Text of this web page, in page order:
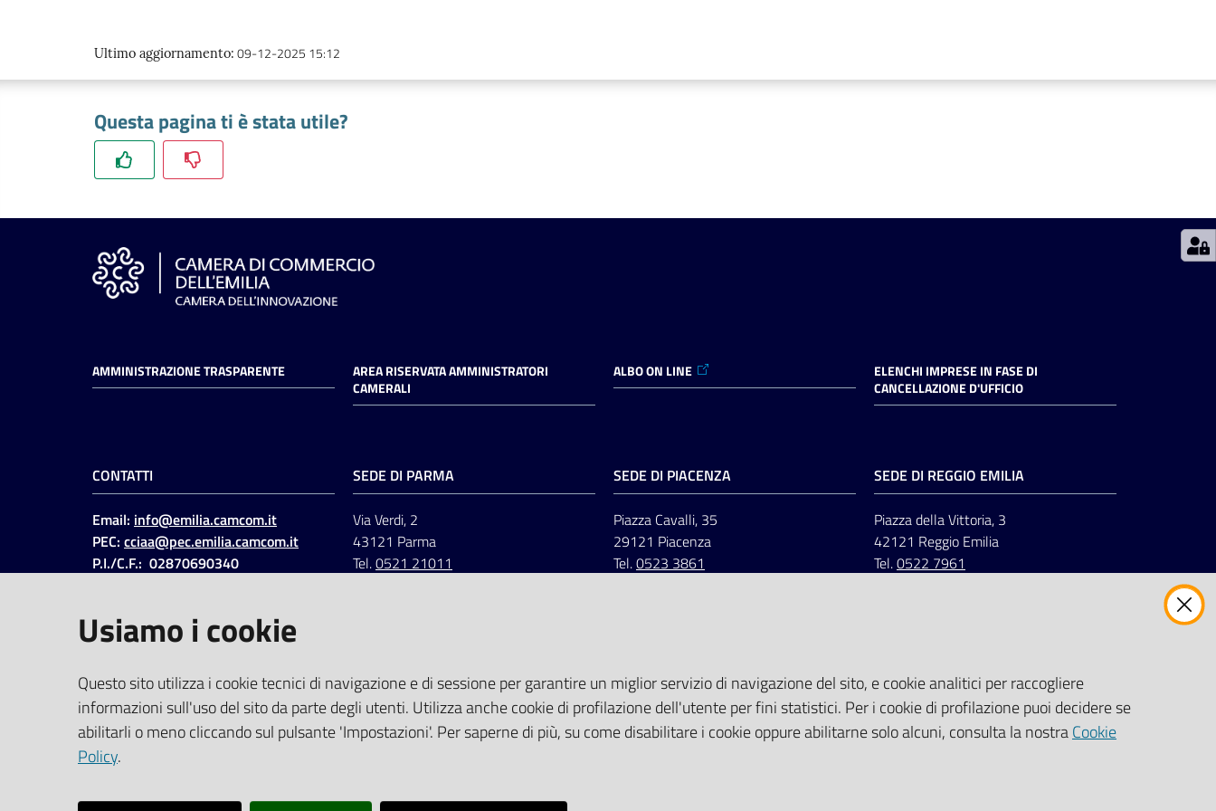
Ultimo aggiornamento: 09-12-2025 15:12
Questa pagina ti è stata utile?
AMMINISTRAZIONE TRASPARENTE
AREA RISERVATA AMMINISTRATORI
CAMERALI
ALBO ON LINE
ELENCHI IMPRESE IN FASE DI
CANCELLAZIONE D'UFFICIO
CONTATTI
Email: info@emilia.camcom.it
PEC: cciaa@pec.emilia.camcom.it
P.I./C.F.: 02870690340
Codice IPA: ccem
SEDE DI PARMA
Via Verdi, 2
43121 Parma
Tel.0521 21011
SEDE DI PIACENZA
Piazza Cavalli, 35
29121 Piacenza
Tel.0523 3861
SEDE DI REGGIO EMILIA
Piazza della Vittoria, 3
42121 Reggio Emilia
Tel.0522 7961
SOCIAL
LinkedinFacebookInstagram
Usiamo i cookie
Questo sito utilizza i cookie tecnici di navigazione e di sessione per garantire un miglior servizio di navigazione del sito, e cookie analitici per raccogliere
informazioni sull'uso del sito da parte degli utenti. Utilizza anche cookie di profilazione dell'utente per fini statistici. Per i cookie di profilazione puoi decidere se
abilitarli o meno cliccando sul pulsante 'Impostazioni'. Per saperne di più, su come disabilitare i cookie oppure abilitarne solo alcuni, consulta la nostraCookie
Policy.